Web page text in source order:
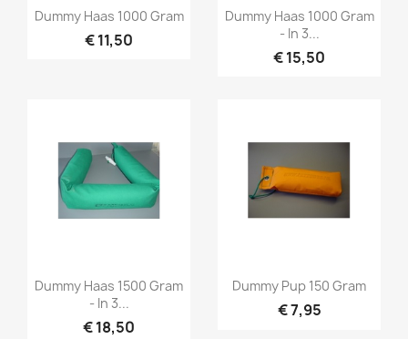
Snel bekijken
Dummy Haas 1000 Gram
€ 11,50
Snel bekijken
Dummy Haas 1000 Gram
- In 3...
€ 15,50
Snel bekijken
Dummy Haas 1500 Gram
- In 3...
€ 18,50
Snel bekijken
Dummy Pup 150 Gram
€ 7,95